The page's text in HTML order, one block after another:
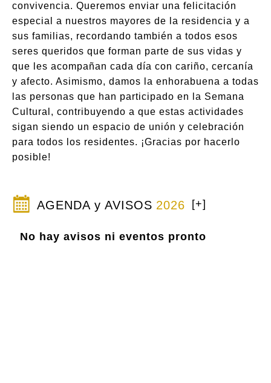
convivencia. Queremos enviar una felicitación
especial a nuestros mayores de la residencia y a
sus familias, recordando también a todos esos
seres queridos que forman parte de sus vidas y
que les acompañan cada día con cariño, cercanía
y afecto. Asimismo, damos la enhorabuena a todas
las personas que han participado en la Semana
Cultural, contribuyendo a que estas actividades
sigan siendo un espacio de unión y celebración
para todos los residentes. ¡Gracias por hacerlo
posible!
AGENDA y AVISOS 2026 [+]
No hay avisos ni eventos pronto